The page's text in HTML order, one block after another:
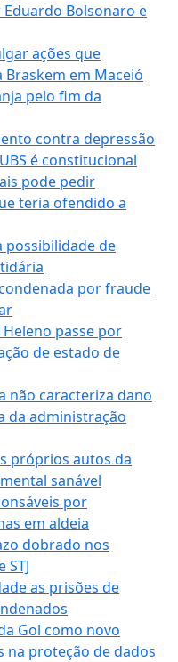
Bolsonaro e
ações que
em Maceió
pelo fim da
contra depressão
é constitucional
pode pedir
teria ofendido a
possibilidade de
por fraude
passe por
de estado de
não caracteriza dano
da administração
próprios autos da
sanável
por
em aldeia
dobrado nos
as prisões de
Gol como novo
proteção de dados